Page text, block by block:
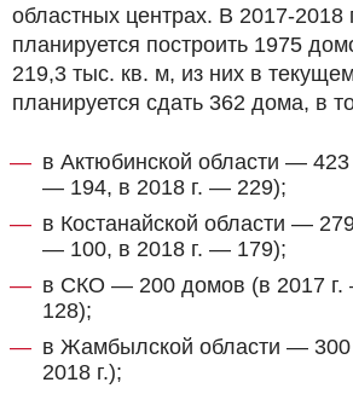
областных центрах. В 2017-2018
планируется построить 1975
219,3 тыс. кв. м, из них в
планируется сдать 362 дома, в
в Актюбинской области —
— 194, в 2018 г. — 229);
в Костанайской области —
— 100, в 2018 г. — 179);
в СКО — 200 домов (в 2017
128);
в Жамбылской области —
2018 г.);